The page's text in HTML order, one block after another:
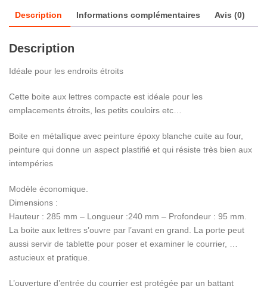
Description Informations complémentaires Avis (0)
Description
Idéale pour les endroits étroits
Cette boite aux lettres compacte est idéale pour les
emplacements étroits, les petits couloirs etc…
Boite en métallique avec peinture époxy blanche cuite au four,
peinture qui donne un aspect plastifié et qui résiste très bien aux
intempéries
Modèle économique.
Dimensions :
Hauteur : 285 mm – Longueur :240 mm – Profondeur : 95 mm.
La boite aux lettres s’ouvre par l’avant en grand. La porte peut
aussi servir de tablette pour poser et examiner le courrier, …
astucieux et pratique.
L’ouverture d’entrée du courrier est protégée par un battant